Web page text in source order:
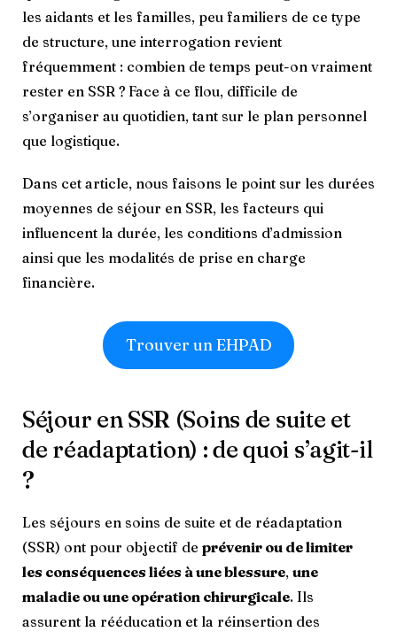
les aidants et les familles, peu familiers de ce type
de structure, une interrogation revient
fréquemment : combien de temps peut-on vraiment
rester en SSR ? Face à ce flou, difficile de
s’organiser au quotidien, tant sur le plan personnel
que logistique.
Dans cet article, nous faisons le point sur les durées
moyennes de séjour en SSR, les facteurs qui
influencent la durée, les conditions d’admission
ainsi que les modalités de prise en charge
financière.
Trouver un EHPAD
Séjour en SSR (Soins de suite et
de réadaptation) : de quoi s’agit-il
?
Les séjours en soins de suite et de réadaptation
(SSR) ont pour objectif de prévenir ou de limiter
les conséquences liées à une blessure, une
maladie ou une opération chirurgicale. Ils
assurent la rééducation et la réinsertion des